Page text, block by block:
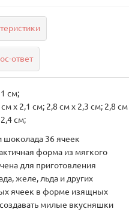
ответ
см;
х 2,1 см; 2,8 см х 2,3 см; 2,8 см
см;
шоколада 36 ячеек
форма из мягкого
для приготовления
желе, льда и других
ячеек в форме изящных
милые вкусняшки